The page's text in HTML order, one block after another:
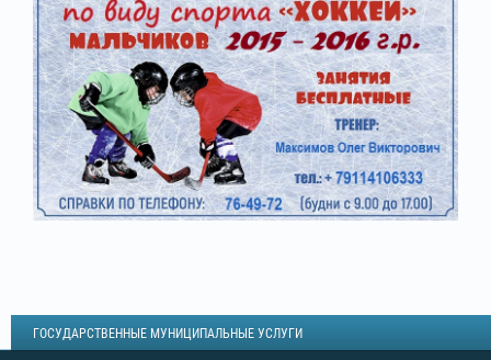
ГОСУДАРСТВЕННЫЕ МУНИЦИПАЛЬНЫЕ УСЛУГИ